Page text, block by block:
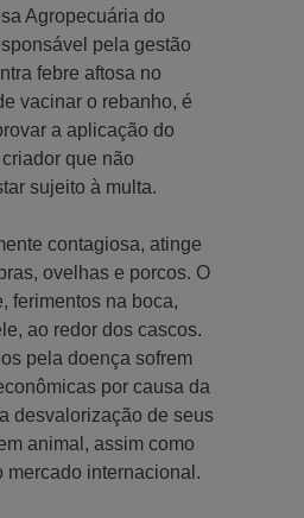
Agropecuária do
pela gestão
febre aftosa no
vacinar o rebanho, é
a aplicação do
que não
sujeito à multa.
contagiosa, atinge
ovelhas e porcos. O
ferimentos na boca,
ao redor dos cascos.
pela doença sofrem
por causa da
desvalorização de seus
animal, assim como
mercado internacional.